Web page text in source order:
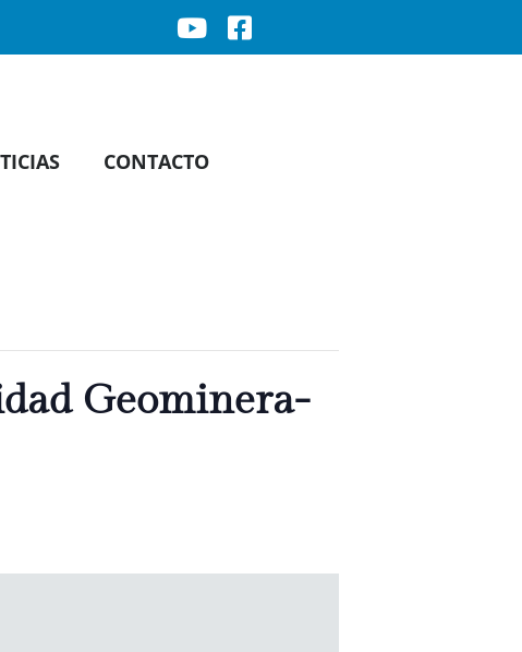
CONTACTO
Geominera-